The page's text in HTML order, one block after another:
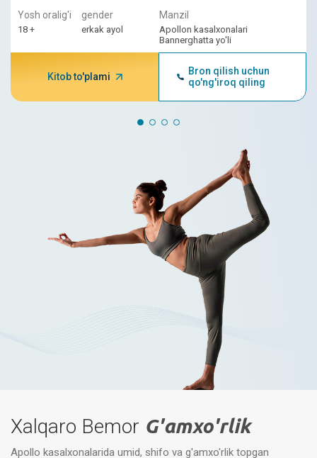
Yosh oralig'i
18 +
gender
erkak ayol
Manzil
Apollon kasalxonalari
Bannerghatta yo'li
Kitob to'plami
Bron qilish uchun
qo'ng'iroq qiling
Xalqaro Bemor G'amxo'rlik
Apollo kasalxonalarida umid, shifo va g'amxo'rlik topgan